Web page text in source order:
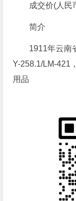
成交价(人民
简介
1911年云南
Y-258.1/LM-421
用品